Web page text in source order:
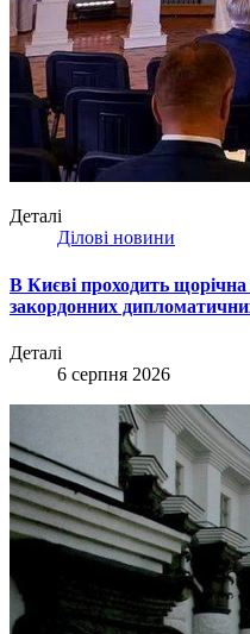
Деталі
Ділові новини
В Києві проходить
закордонних
Деталі
6 серпня 2026